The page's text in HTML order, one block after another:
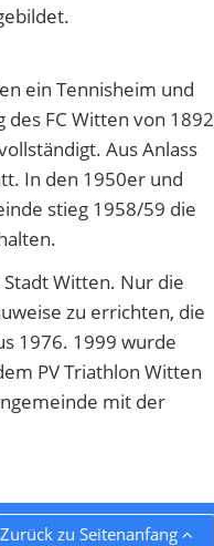
ein Tennisheim und
FC Witten von 1892
Aus Anlass
In den 1950er und
stieg 1958/59 die
Witten. Nur die
zu errichten, die
1976. 1999 wurde
PV Triathlon Witten
mit der
Zurück zu Seitenanfang